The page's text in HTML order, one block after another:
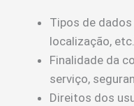
Tipos de
localização,
Finalidade da
serviço,
Direitos dos